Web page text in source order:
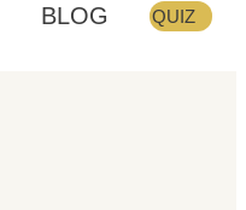
BLOG QUIZ